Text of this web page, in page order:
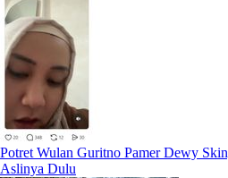
Potret Wulan Guritno Pamer Dewy
Aslinya Dulu